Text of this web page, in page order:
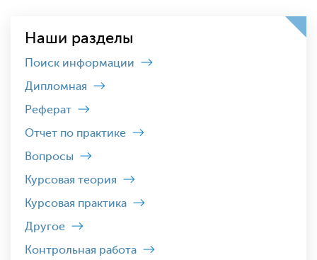
Наши разделы
Поиск информации
Дипломная
Реферат
Отчет по практике
Вопросы
Курсовая теория
Курсовая практика
Другое
Контрольная работа